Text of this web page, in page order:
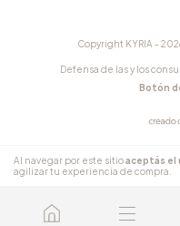
Al navegar por este sitioaceptás el
agilizar tu experiencia de compra.
Copyright KYRIA -
Defensa de las y los
Botón